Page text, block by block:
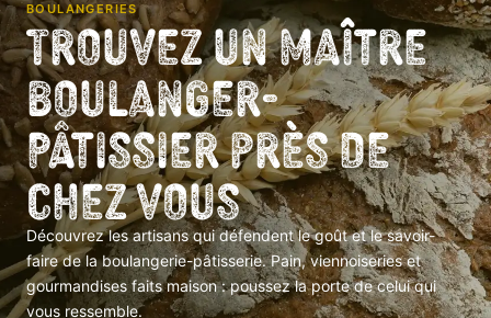
BOULANGERIES
Trouvez un Maître
Boulanger-
Pâtissier près de
chez vous
Découvrez les artisans qui défendent le goût et le savoir-
faire de la boulangerie-pâtisserie. Pain, viennoiseries et
gourmandises faits maison : poussez la porte de celui qui
vous ressemble.